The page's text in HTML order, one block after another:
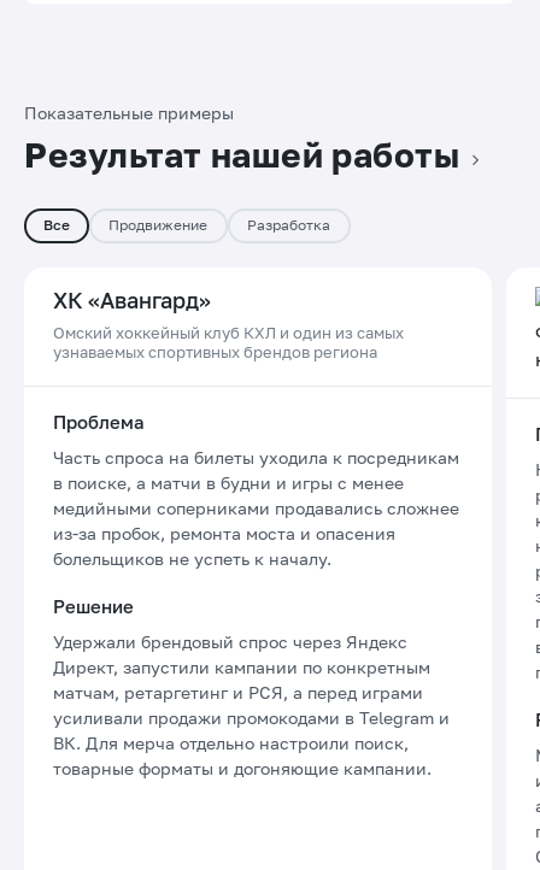
Показательные примеры
Результат нашей работы
Все Продвижение Разработка
ХК «Авангард»
Омский хоккейный клуб КХЛ и один из самых
узнаваемых спортивных брендов региона
Проблема
Часть спроса на билеты уходила к посредникам
в поиске, а матчи в будни и игры с менее
медийными соперниками продавались сложнее
из-за пробок, ремонта моста и опасения
болельщиков не успеть к началу.
Решение
Удержали брендовый спрос через Яндекс
Директ, запустили кампании по конкретным
матчам, ретаргетинг и РСЯ, а перед играми
усиливали продажи промокодами в Telegram и
ВК. Для мерча отдельно настроили поиск,
товарные форматы и догоняющие кампании.